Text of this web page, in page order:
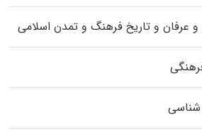
و عرفان و تاریخ فرهنگ و تمدن اسلامی
شناسی